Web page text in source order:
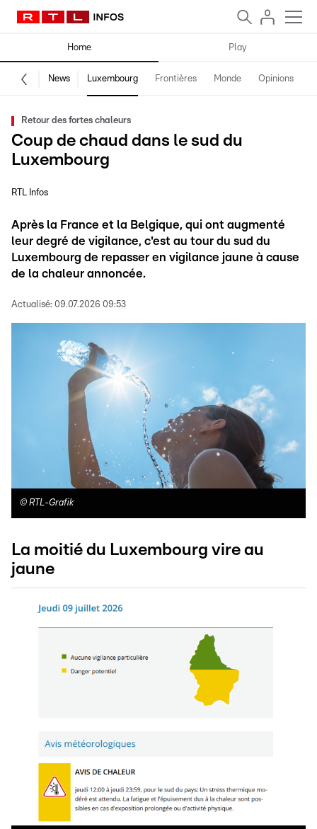
Home Play
News Luxembourg Frontières Monde Opinions
Retour des fortes chaleurs
Coup de chaud dans le sud du
Luxembourg
RTL Infos
Après la France et la Belgique, qui ont augmenté
leur degré de vigilance, c'est au tour du sud du
Luxembourg de repasser en vigilance jaune à cause
de la chaleur annoncée.
Actualisé: 09.07.2026 09:53
© RTL-Grafik
La moitié du Luxembourg vire au
jaune